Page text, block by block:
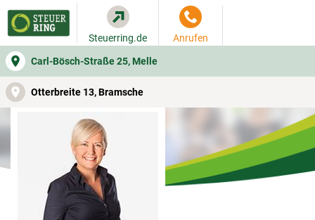
Carl-Bösch-Straße 25, Melle
Otterbreite 13, Bramsche
Steuerring.de Anrufen
WER SIE BERÄT BEITRAGSRECHNER